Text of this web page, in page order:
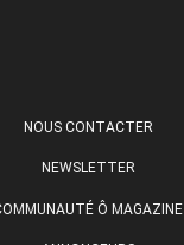
NOUS CONTACTER
NEWSLETTER
Ô MAGAZINE